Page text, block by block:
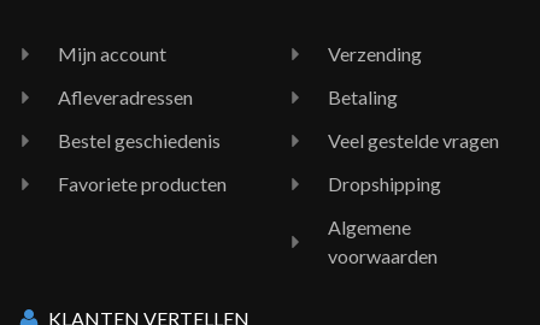
Mijn account
Afleveradressen
Bestel geschiedenis
Favoriete producten
Verzending
Betaling
Veel gestelde vragen
Dropshipping
Algemene
voorwaarden
KLANTEN VERTELLEN